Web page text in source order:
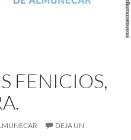
FENICIOS,
DEJA UN